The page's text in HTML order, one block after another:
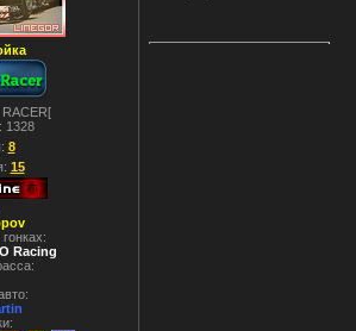
RACER[
1328
8
15
Racing